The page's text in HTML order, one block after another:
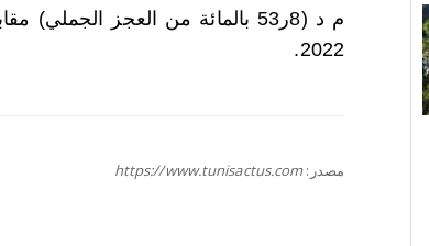
2022.
مصدر:https://www.tunisactus.com